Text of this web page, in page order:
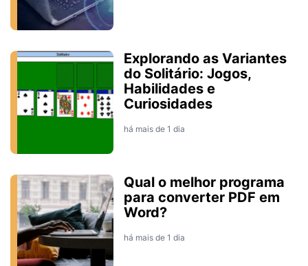
Explorando as Variantes
do Solitário: Jogos,
Habilidades e
Curiosidades
há mais de 1 dia
Qual o melhor programa
para converter PDF em
Word?
há mais de 1 dia